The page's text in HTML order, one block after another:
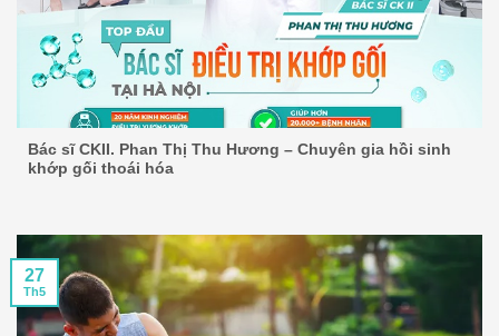
Bác sĩ CKII. Phan Thị Thu Hương – Chuyên gia hồi sinh
khớp gối thoái hóa
27
Th5